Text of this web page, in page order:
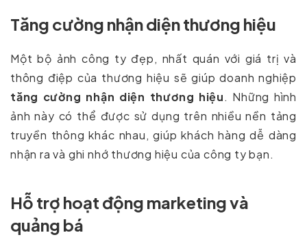
Tăng cường nhận diện thương hiệu
Một bộ ảnh công ty đẹp, nhất quán với giá trị và
thông điệp của thương hiệu sẽ giúp doanh nghiệp
tăng cường nhận diện thương hiệu. Những hình
ảnh này có thể được sử dụng trên nhiều nền tảng
truyền thông khác nhau, giúp khách hàng dễ dàng
nhận ra và ghi nhớ thương hiệu của công ty bạn.
Hỗ trợ hoạt động marketing và
quảng bá